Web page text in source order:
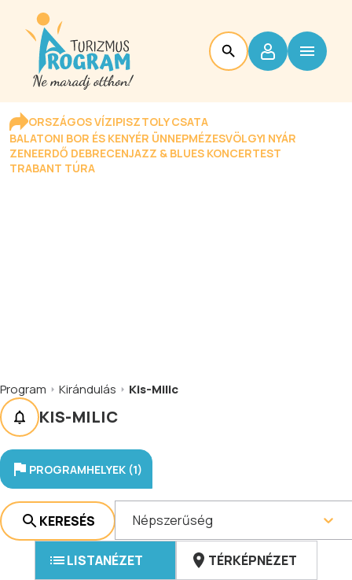
ORSZÁGOS VÍZIPISZTOLY CSATA
BALATONI BOR ÉS KENYÉR ÜNNEPMÉZESVÖLGYI NYÁR
ZENEERDŐ DEBRECENJAZZ & BLUES KONCERTEST
TRABANT TÚRA
Program Kirándulás Kis-Milic
KIS-MILIC
PROGRAMHELYEK (1)
KERESÉS Népszerűség
LISTANÉZET TÉRKÉPNÉZET